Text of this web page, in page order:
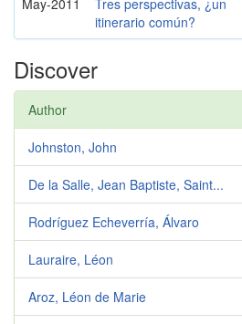
May-2011
Tres perspectivas, ¿un
itinerario común?
Discover
Author
Johnston, John
De la Salle, Jean Baptiste, Saint...
Rodríguez Echeverría, Álvaro
Lauraire, Léon
Aroz, Léon de Marie